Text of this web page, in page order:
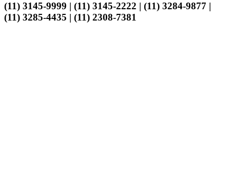
(11) 3145-9999 | (11) 3145-2222 | (11) 3284-9877 |
(11) 3285-4435 | (11) 2308-7381